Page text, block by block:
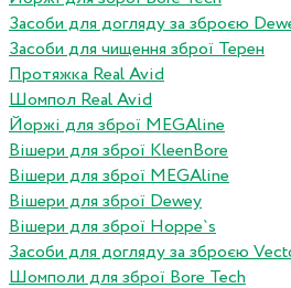
Засоби для догляду за зброєю
Засоби для чищення зброї Терен
Протяжка Real Avid
Шомпол Real Avid
Йоржі для зброї MEGAline
Вішери для зброї KleenBore
Вішери для зброї MEGAline
Вішери для зброї Dewey
Вішери для зброї Hoppe`s
Засоби для догляду за зброєю
Шомполи для зброї Bore Tech